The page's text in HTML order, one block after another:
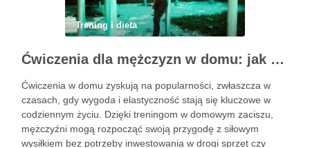
Trening i dieta
Ćwiczenia dla mężczyzn w domu: jak zacząć i utrzymać motywację
Ćwiczenia w domu zyskują na popularności, zwłaszcza w
czasach, gdy wygoda i elastyczność stają się kluczowe w
codziennym życiu. Dzięki treningom w domowym zaciszu,
mężczyźni mogą rozpocząć swoją przygodę z siłowym
wysiłkiem bez potrzeby inwestowania w drogi sprzęt czy